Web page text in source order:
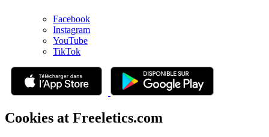
Facebook
Instagram
YouTube
TikTok
Cookies at Freeletics.com